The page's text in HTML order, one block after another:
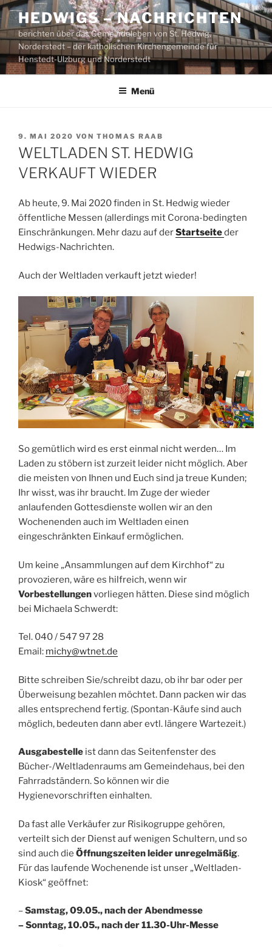
Zum
Inhalt
springen
HEDWIGS – NACHRICHTEN
berichten über das Gemeindeleben von St. Hedwig,
Norderstedt – der katholischen Kirchengemeinde für
Henstedt-Ulzburg und Norderstedt
Menü
VERÖFFENTLICHT
AM
9. MAI 2020 VON THOMAS RAAB
WELTLADEN ST. HEDWIG
VERKAUFT WIEDER
Ab heute, 9. Mai 2020 finden in St. Hedwig wieder
öffentliche Messen (allerdings mit Corona-bedingten
Einschränkungen. Mehr dazu auf derStartseiteder
Hedwigs-Nachrichten.
Auch der Weltladen verkauft jetzt wieder!
So gemütlich wird es erst einmal nicht werden… Im
Laden zu stöbern ist zurzeit leider nicht möglich. Aber
die meisten von Ihnen und Euch sind ja treue Kunden;
Ihr wisst, was ihr braucht. Im Zuge der wieder
anlaufenden Gottesdienste wollen wir an den
Wochenenden auch im Weltladen einen
eingeschränkten Einkauf ermöglichen.
Um keine „Ansammlungen auf dem Kirchhof“ zu
provozieren, wäre es hilfreich, wenn wir
Vorbestellungenvorliegen hätten. Diese sind möglich
bei Michaela Schwerdt:
Tel. 040 / 547 97 28
Email: michy@wtnet.de
Bitte schreiben Sie/schreibt dazu, ob ihr bar oder per
Überweisung bezahlen möchtet. Dann packen wir das
alles entsprechend fertig. (Spontan-Käufe sind auch
möglich, bedeuten dann aber evtl. längere Wartezeit.)
Ausgabestelle ist dann das Seitenfenster des
Bücher-/Weltladenraums am Gemeindehaus, bei den
Fahrradständern. So können wir die
Hygienevorschriften einhalten.
Da fast alle Verkäufer zur Risikogruppe gehören,
verteilt sich der Dienst auf wenigen Schultern, und so
sind auch die Öffnungszeiten leider unregelmäßig.
Für das laufende Wochenende ist unser „Weltladen-
Kiosk“ geöffnet:
–Samstag, 09.05., nach der Abendmesse
– Sonntag, 10.05., nach der 11.30-Uhr-Messe